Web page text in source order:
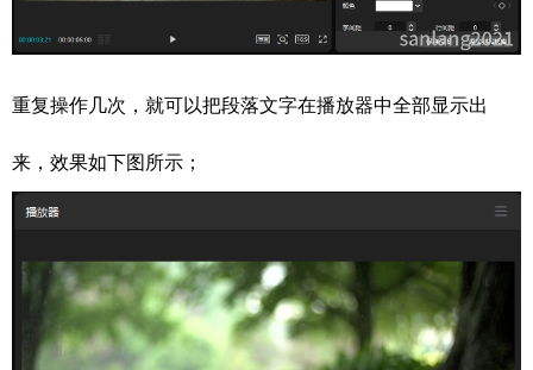
重复操作几次，就可以把段落文字在播放器中全部显示出
来，效果如下图所示；